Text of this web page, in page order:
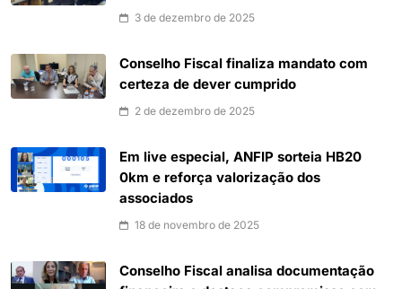
3 de dezembro de 2025
Conselho Fiscal finaliza mandato com
certeza de dever cumprido
2 de dezembro de 2025
Em live especial, ANFIP sorteia HB20
0km e reforça valorização dos
associados
18 de novembro de 2025
Conselho Fiscal analisa documentação